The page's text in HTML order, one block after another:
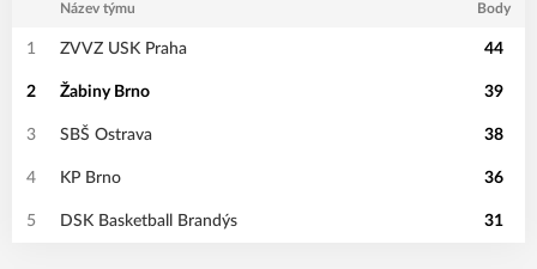
Název týmu Body
1 ZVVZ USK Praha 44
2 Žabiny Brno 39
3 SBŠ Ostrava 38
4 KP Brno 36
5 DSK Basketball Brandýs 31